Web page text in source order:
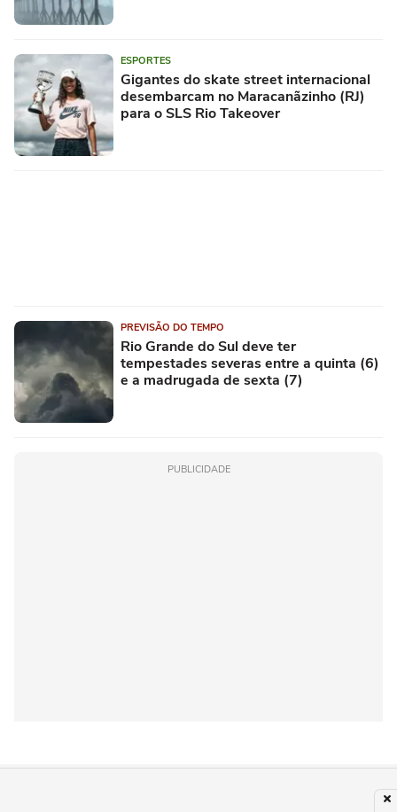
ESPORTES
Gigantes do skate street internacional
desembarcam no Maracanãzinho (RJ)
para o SLS Rio Takeover
PREVISÃO DO TEMPO
Rio Grande do Sul deve ter
tempestades severas entre a quinta (6)
e a madrugada de sexta (7)
PUBLICIDADE